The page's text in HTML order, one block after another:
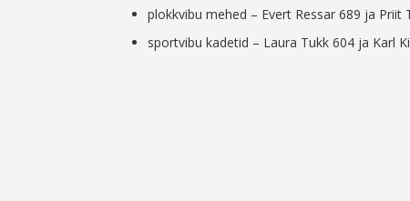
plokkvibu mehed – Evert Ressar 689 ja Priit
sportvibu kadetid – Laura Tukk 604 ja Karl